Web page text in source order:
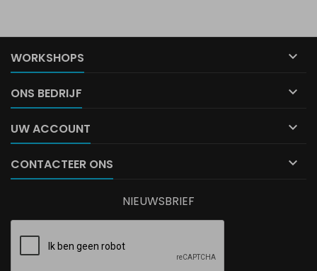
WORKSHOPS 
ONS BEDRIJF 
UW ACCOUNT 
CONTACTEER ONS 
NIEUWSBRIEF